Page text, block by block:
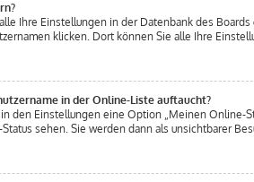
Ihre Einstellungen in der Datenbank des
klicken. Dort können Sie alle Ihre
in der Online-Liste auftaucht?
den Einstellungen eine Option „Meinen
sehen. Sie werden dann als unsichtbarer